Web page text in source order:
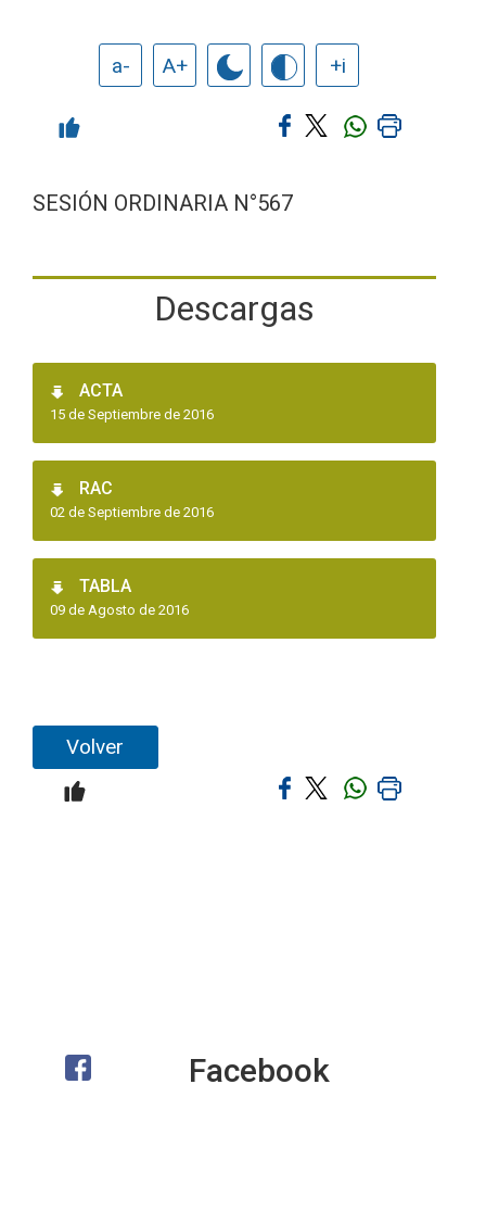
a- A+ +i
SESIÓN ORDINARIA N°567
Descargas
ACTA
15 de Septiembre de 2016
RAC
02 de Septiembre de 2016
TABLA
09 de Agosto de 2016
Volver
Facebook